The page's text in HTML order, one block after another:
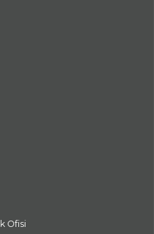
Ofisi